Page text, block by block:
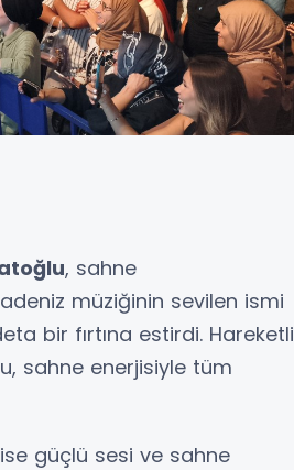
, sahne
müziğinin sevilen ismi
bir fırtına estirdi. Hareketli
sahne enerjisiyle tüm
ise güçlü sesi ve sahne